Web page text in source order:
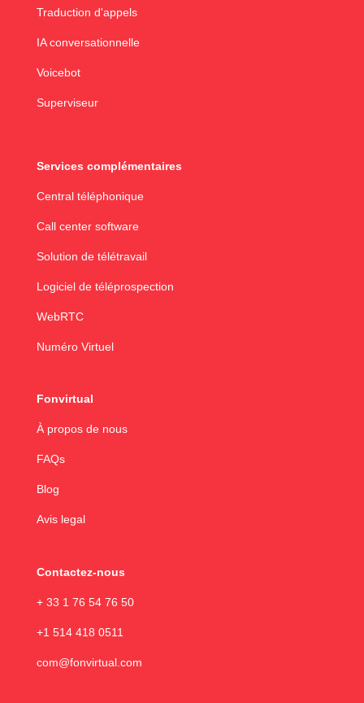
Traduction d'appels
IA conversationnelle
Voicebot
Superviseur
Services complémentaires
Central téléphonique
Call center software
Solution de télétravail
Logiciel de téléprospection
WebRTC
Numéro Virtuel
Fonvirtual
À propos de nous
FAQs
Blog
Avis legal
Contactez-nous
+ 33 1 76 54 76 50
+1 514 418 0511
com@fonvirtual.com